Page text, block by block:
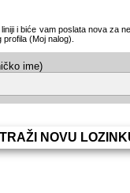
i biće vam poslata nova za
(Moj nalog).
ime)